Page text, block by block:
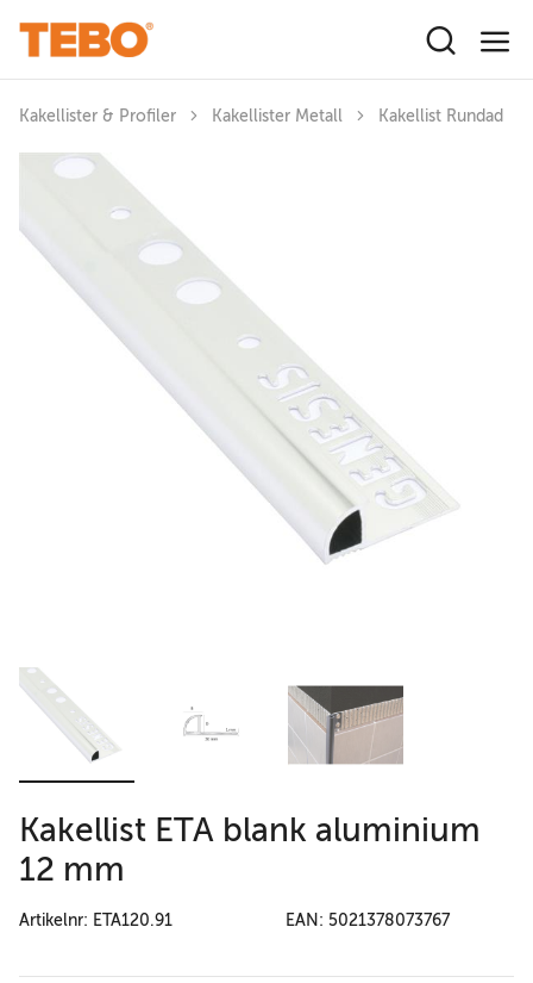
Kakellister & Profiler Kakellister Metall Kakellist Rundad
Kakellist ETA blank aluminium
12 mm
Artikelnr: ETA120.91 EAN: 5021378073767